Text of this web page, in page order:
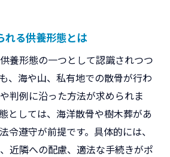
れる供養形態とは
養形態の一つとして認識されつつ
、海や山、私有地での散骨が行わ
判例に沿った方法が求められま
としては、海洋散骨や樹木葬があ
令遵守が前提です。具体的には、
近隣への配慮、適法な手続きがポ